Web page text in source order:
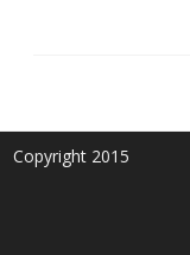
Copyright 2015